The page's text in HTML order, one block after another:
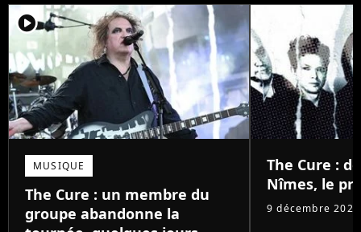
player2
MUSIQUE
The Cure : un membre du
groupe abandonne la
The Cure :
Nîmes, le
9 décembre 2025